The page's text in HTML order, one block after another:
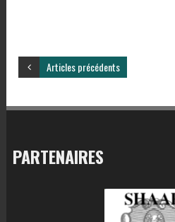
Articles précédents
PARTENAIRES